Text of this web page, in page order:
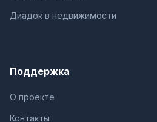
Диадок в недвижимости
Поддержка
О проекте
Контакты